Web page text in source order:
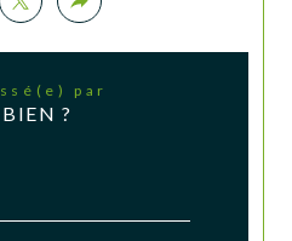
par
?